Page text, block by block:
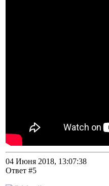
04 Июня 2018, 13:07:38
Ответ #5